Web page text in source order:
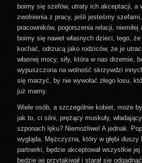
boimy się szefów, utraty ich akceptacji, a
zwolnienia z pracy, jeśli jesteśmy
pracowników, pogorszenia relacji,
boimy się nawet własnych dzieci, tego,
kochać, odrzucą jako rodziców, że je
własnej mocy, siły, która w nas drzemie,
wypuszczona na wolność skrzywdzi
się marzyć, by nie wywołać złego losu,
już mamy.
Wiele osób, a szczególnie kobiet, może
jak to, ci silni, prężący muskuły,
szponach lęku? Niemożliwe! A jednak.
wygląda. Mężczyzna, który w głębi duszy
partnerki, będzie akceptował wszystkie
będzie jej przytakiwał i starał się